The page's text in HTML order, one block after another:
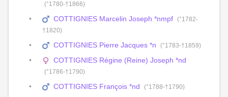
(°1780-†1866)
COTTIGNIES Marcelin Joseph *nmpf (°1782-
†1820)
COTTIGNIES Pierre Jacques *n (°1783-†1859)
COTTIGNIES Régine (Reine) Joseph *nd
(°1786-†1790)
COTTIGNIES François *nd (°1788-†1790)